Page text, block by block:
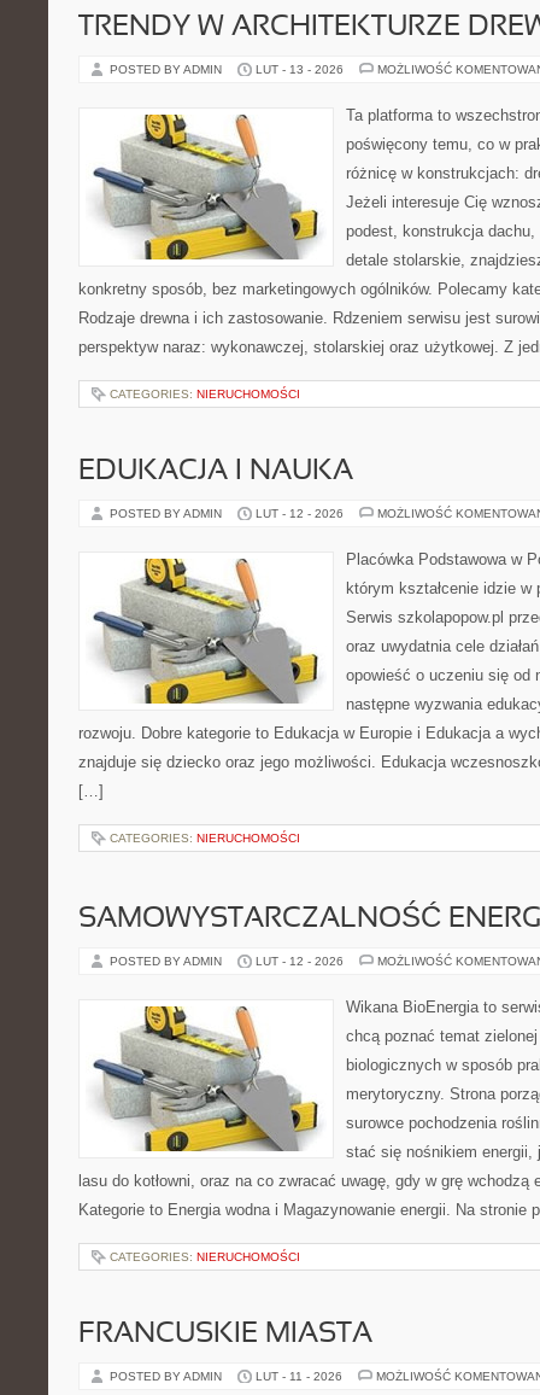
TRENDY W ARCHITEKTURZE
POSTED BY ADMIN LUT - 13 - 2026 MOŻLIWOŚĆ
Ta platforma to
poświęcony temu, co w
różnicę w konstrukcjach:
Jeżeli interesuje Cię
podest, konstrukcja
detale stolarskie,
konkretny sposób, bez marketingowych ogólników. Polecamy
Rodzaje drewna i ich zastosowanie. Rdzeniem serwisu jest
perspektyw naraz: wykonawczej, stolarskiej oraz użytkowej. Z
CATEGORIES: NIERUCHOMOŚCI
EDUKACJA I NAUKA
POSTED BY ADMIN LUT - 12 - 2026 MOŻLIWOŚĆ
Placówka Podstawowa w
którym kształcenie idzie w
Serwis szkolapopow.pl
oraz uwydatnia cele
opowieść o uczeniu się od
następne wyzwania
rozwoju. Dobre kategorie to Edukacja w Europie i Edukacja a
znajduje się dziecko oraz jego możliwości. Edukacja
[…]
CATEGORIES: NIERUCHOMOŚCI
SAMOWYSTARCZALNOŚĆ
POSTED BY ADMIN LUT - 12 - 2026 MOŻLIWOŚĆ
Wikana BioEnergia to
chcą poznać temat
biologicznych w sposób
merytoryczny. Strona
surowce pochodzenia
stać się nośnikiem energii,
lasu do kotłowni, oraz na co zwracać uwagę, gdy w grę wchodzą
Kategorie to Energia wodna i Magazynowanie energii. Na stronie
CATEGORIES: NIERUCHOMOŚCI
FRANCUSKIE MIASTA
POSTED BY ADMIN LUT - 11 - 2026 MOŻLIWOŚĆ